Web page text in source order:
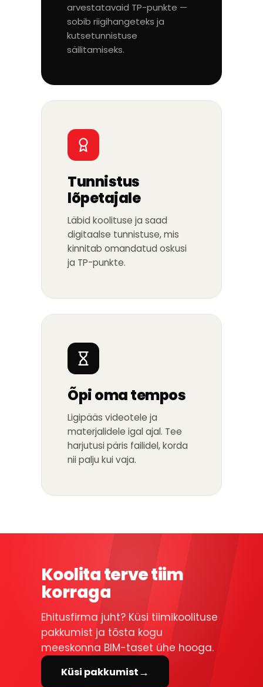
arvestatavaid TP-punkte —
sobib riigihangeteks ja
kutsetunnistuse
säilitamiseks.
Tunnistus
lõpetajale
Läbid koolituse ja saad
digitaalse tunnistuse, mis
kinnitab omandatud oskusi
ja TP-punkte.
Õpi oma tempos
Ligipääs videotele ja
materjalidele igal ajal. Tee
harjutusi päris failidel, korda
nii palju kui vaja.
Koolita terve tiim
korraga
Ehitusfirma juht? Küsi tiimikoolituse
pakkumist ja tõsta kogu
meeskonna BIM-taset ühe hooga.
Küsi pakkumist→